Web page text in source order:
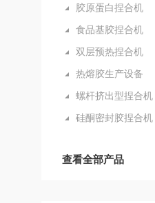
胶原蛋白捏合机
食品基胶捏合机
双层预热捏合机
热熔胶生产设备
螺杆挤出型捏合机
硅酮密封胶捏合机
查看全部产品